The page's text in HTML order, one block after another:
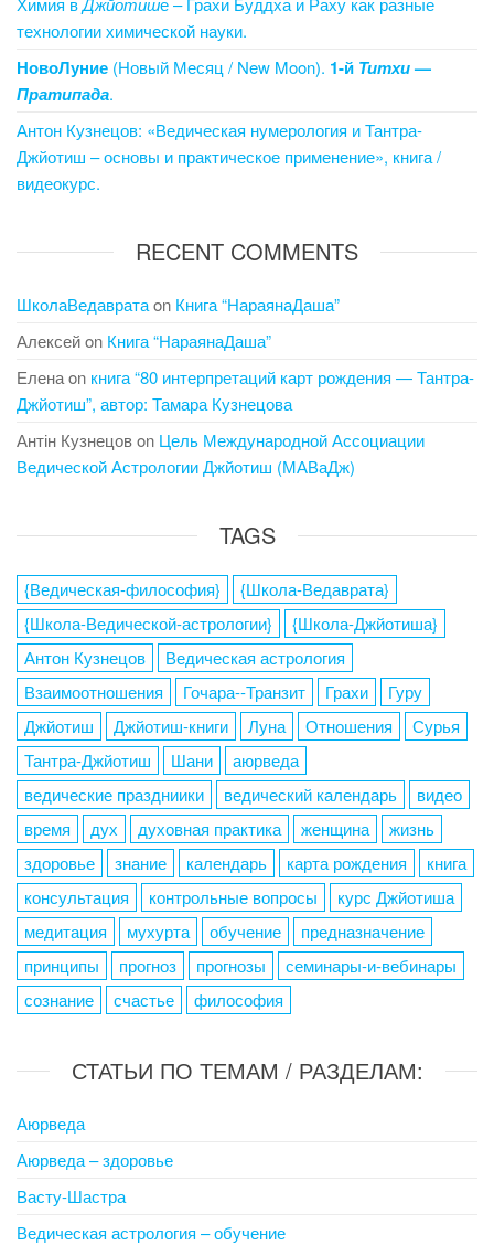
технологии химической науки.
НовоЛуние (Новый Месяц / New Moon). 1-й Титхи—
Пратипада.
Антон Кузнецов: «Ведическая нумерология и Тантра-
Джйотиш – основы и практическое применение», книга /
видеокурс.
RECENT COMMENTS
ШколаВедавратаon Книга “НараянаДаша”
Алексейon Книга “НараянаДаша”
Еленаon книга “80 интерпретаций карт рождения — Тантра-
Джйотиш”, автор: Тамара Кузнецова
Антін Кузнецовon Цель Международной Ассоциации
Ведической Астрологии Джйотиш (МАВаДж)
TAGS
{Ведическая-философия}
{Школа-Ведаврата}
{Школа-Ведической-астрологии}
{Школа-Джйотиша}
Антон Кузнецов
Ведическая астрология
Взаимоотношения
Гочара--Транзит Грахи
Гуру
Джйотиш
Джйотиш-книги Луна Отношения
Сурья
Тантра-Джйотиш
Шани
аюрведа
ведические праздниики
ведический календарь
видео
время
дух духовная практика женщина
жизнь
здоровье
знание календарь карта рождения
книга
консультация
контрольные вопросы
курс Джйотиша
медитация
мухурта обучение
предназначение
принципы
прогноз прогнозы
семинары-и-вебинары
сознание
счастье философия
СТАТЬИ ПО ТЕМАМ / РАЗДЕЛАМ:
Аюрведа
Аюрведа – здоровье
Васту-Шастра
Ведическая астрология – обучение